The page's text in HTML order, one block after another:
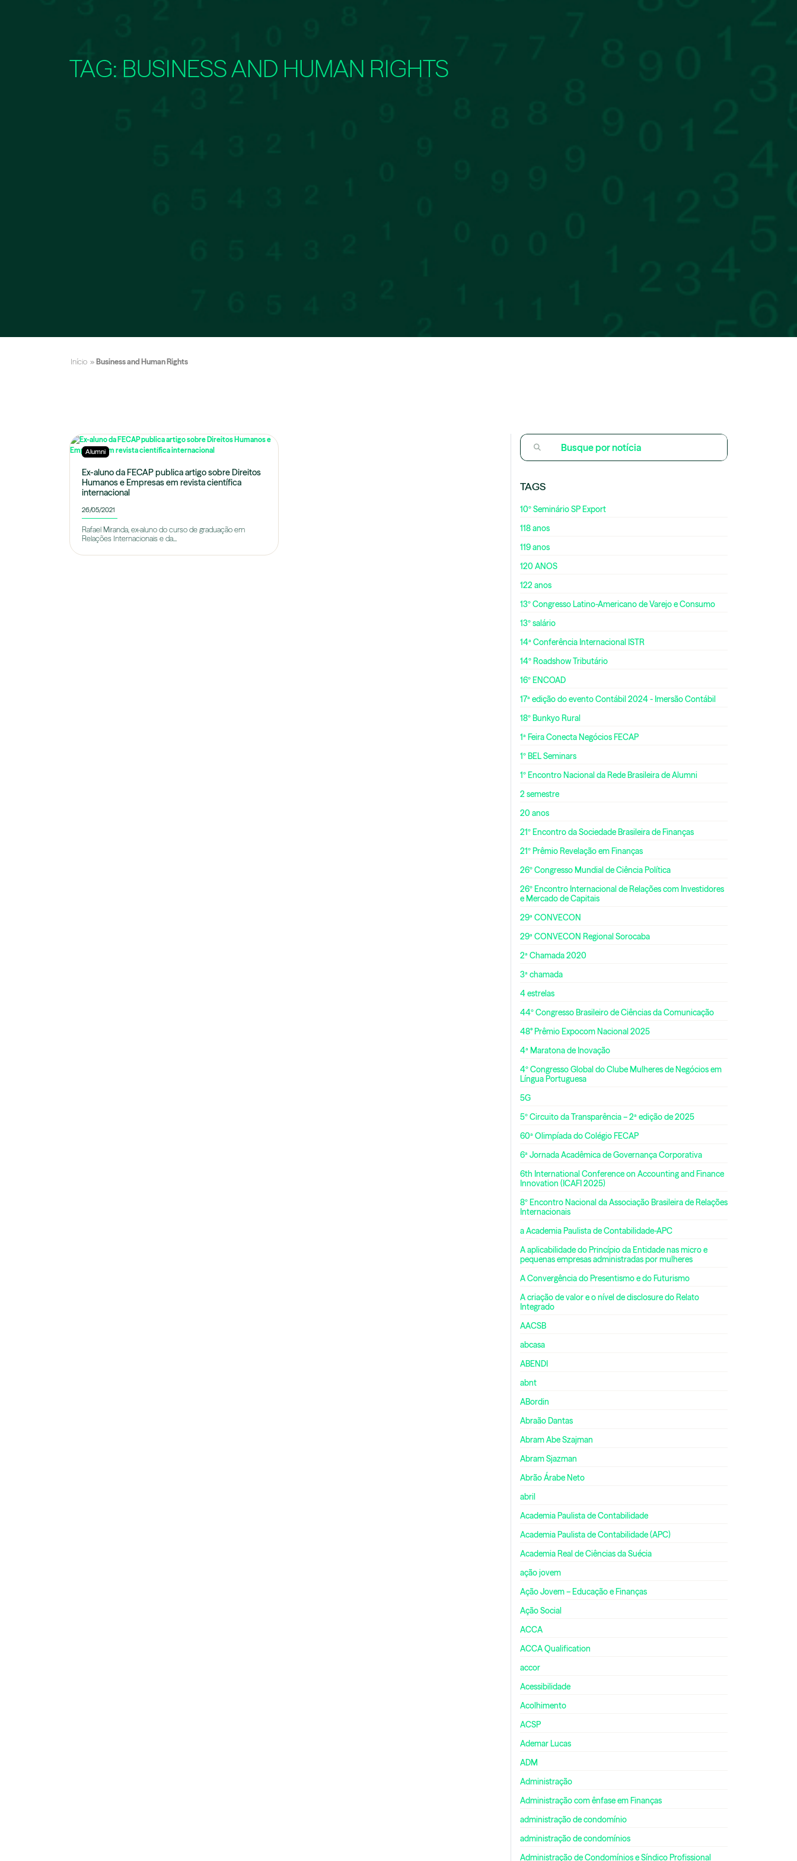
TAG: BUSINESS AND HUMAN RIGHTS
Início » Business and Human Rights
Alumni
Ex-aluno da FECAP publica artigo sobre Direitos
Humanos e Empresas em revista científica
internacional
26/05/2021
Rafael Miranda, ex-aluno do curso de graduação em
Relações Internacionais e da...
TAGS
10º Seminário SP Export
118 anos
119 anos
120 ANOS
122 anos
13º Congresso Latino-Americano de Varejo e Consumo
13º salário
14ª Conferência Internacional ISTR
14º Roadshow Tributário
16º ENCOAD
17ª edição do evento Contábil 2024 - Imersão Contábil
18º Bunkyo Rural
1ª Feira Conecta Negócios FECAP
1º BEL Seminars
1º Encontro Nacional da Rede Brasileira de Alumni
2 semestre
20 anos
21º Encontro da Sociedade Brasileira de Finanças
21º Prêmio Revelação em Finanças
26º Congresso Mundial de Ciência Política
26º Encontro Internacional de Relações com Investidores
e Mercado de Capitais
29ª CONVECON
29ª CONVECON Regional Sorocaba
2ª Chamada 2020
3ª chamada
4 estrelas
44º Congresso Brasileiro de Ciências da Comunicação
48° Prêmio Expocom Nacional 2025
4ª Maratona de Inovação
4º Congresso Global do Clube Mulheres de Negócios em
Língua Portuguesa
5G
5º Circuito da Transparência – 2ª edição de 2025
60ª Olimpíada do Colégio FECAP
6ª Jornada Acadêmica de Governança Corporativa
6th International Conference on Accounting and Finance
Innovation (ICAFI 2025)
8º Encontro Nacional da Associação Brasileira de Relações
Internacionais
a Academia Paulista de Contabilidade-APC
A aplicabilidade do Princípio da Entidade nas micro e
pequenas empresas administradas por mulheres
A Convergência do Presentismo e do Futurismo
A criação de valor e o nível de disclosure do Relato
Integrado
AACSB
abcasa
ABENDI
abnt
ABordin
Abraão Dantas
Abram Abe Szajman
Abram Sjazman
Abrão Árabe Neto
abril
Academia Paulista de Contabilidade
Academia Paulista de Contabilidade (APC)
Academia Real de Ciências da Suécia
ação jovem
Ação Jovem – Educação e Finanças
Ação Social
ACCA
ACCA Qualification
accor
Acessibilidade
Acolhimento
ACSP
Ademar Lucas
ADM
Administração
Administração com ênfase em Finanças
administração de condomínio
administração de condomínios
Administração de Condomínios e Síndico Profissional